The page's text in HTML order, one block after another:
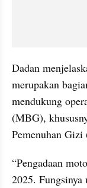
Dadan
merupakan
mendukung
(MBG),
Pemenuhan Gizi
“Pengadaan
2025.